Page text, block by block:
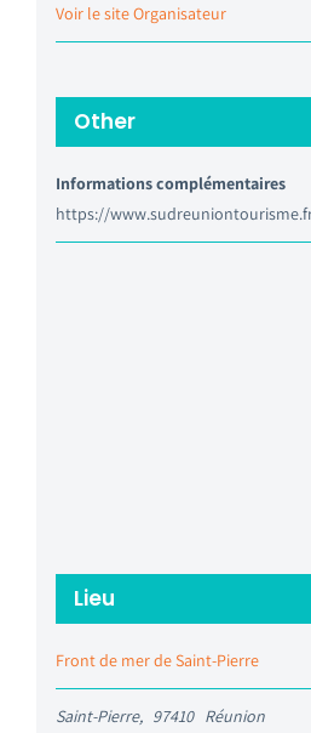
Voir le site Organisateur
Other
Informations complémentaires
https://
Lieu
Front de mer de Saint-Pierre
Saint-Pierre, 97410 Réunion